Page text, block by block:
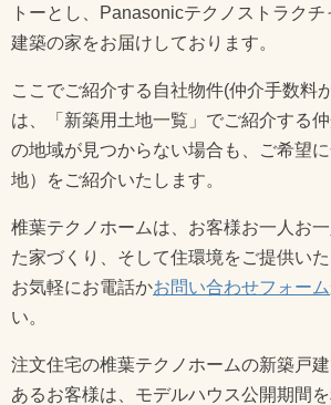
トーとし、Panasonicテクノストラク
建築の家をお届けしております。
ここでご紹介する自社物件(仲介手数料
は、「新築用土地一覧」でご紹介する
の地域が見つからない場合も、ご希望
地）をご紹介いたします。
椎葉テクノホームは、お客様お一人お
た家づくり、そして住環境をご提供いた
お気軽にお電話かお問い合わせフォーム
い。
注文住宅の椎葉テクノホームの新築戸
あるお客様は、モデルハウス公開期間